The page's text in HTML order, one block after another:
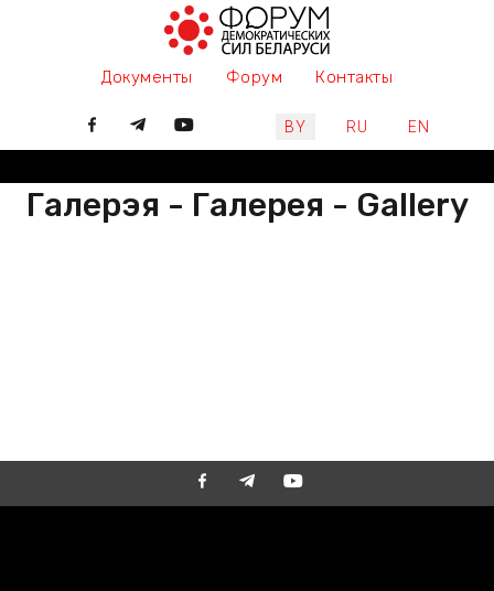
Документы Форум Контакты
Выберите язык
BY RU EN
Галерэя - Галерея - Gallery